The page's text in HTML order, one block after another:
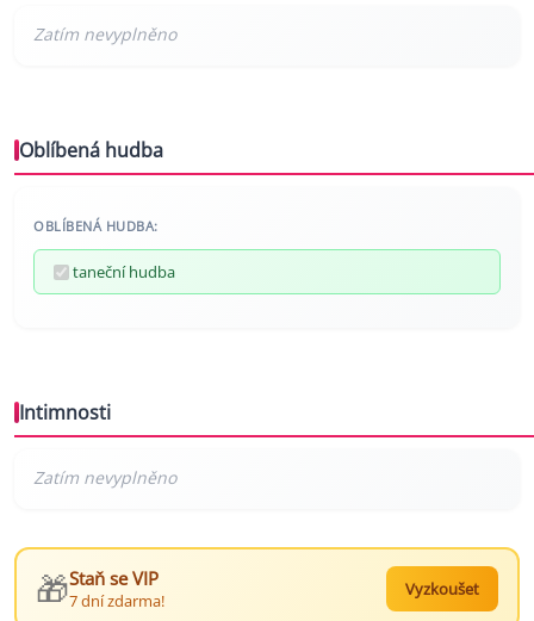
Oblíbená hudba
OBLÍBENÁ HUDBA:
taneční hudba
Intimnosti
🎁Staň se VIP
7 dní zdarma!
Vyzkoušet